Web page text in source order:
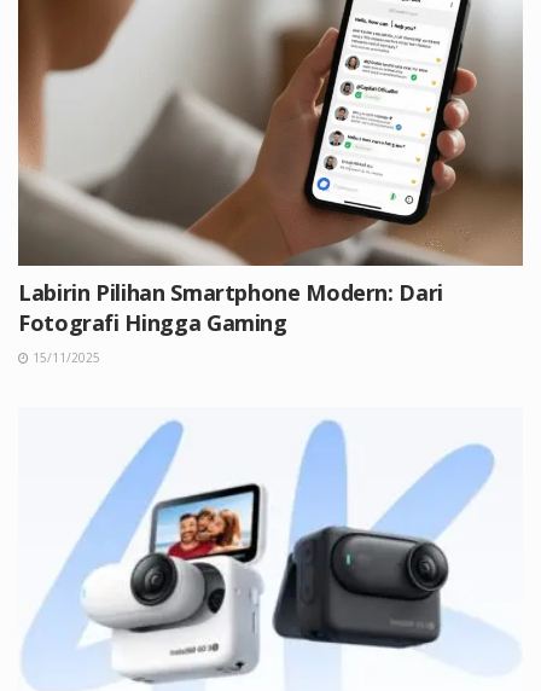
Labirin Pilihan Smartphone Modern: Dari
Fotografi Hingga Gaming
15/11/2025